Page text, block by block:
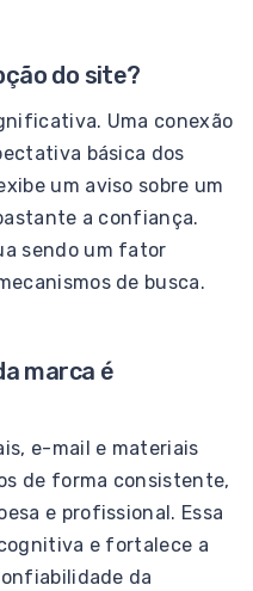
do site?
Uma conexão
básica dos
um aviso sobre um
a confiança.
sendo um fator
de busca.
marca é
e-mail e materiais
de forma consistente,
e profissional. Essa
e fortalece a
da